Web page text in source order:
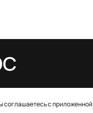
соглашаетесь с приложенной
77–85757 от 22 августа